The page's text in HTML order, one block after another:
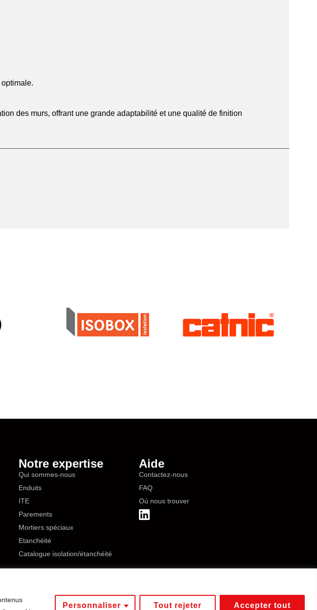
Personnaliser Tout rejeter Accepter tout
des murs, offrant une grande adaptabilité et une qualité de finition
Notre expertise
Qui sommes-nous
Enduits
ITE
Parements
Mortiers spéciaux
Etanchéité
Catalogue isolation/étanchéité
Aide
Contactez-nous
FAQ
Où nous trouver